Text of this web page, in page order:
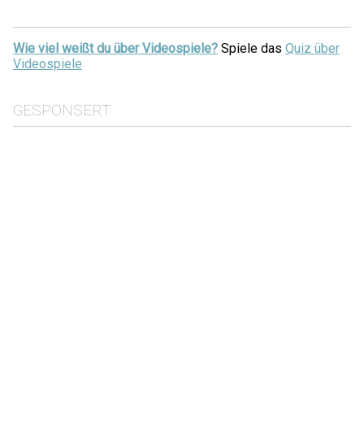
Wie viel weißt du über Videospiele? Spiele das Quiz über
Videospiele
GESPONSERT